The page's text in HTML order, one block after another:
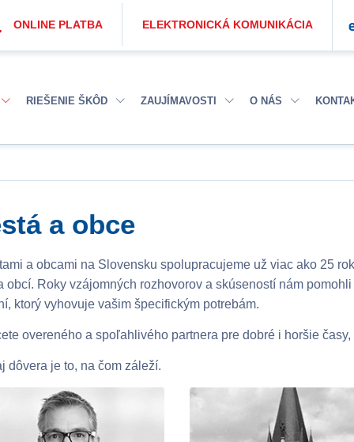
ONLINE PLATBA ELEKTRONICKÁ KOMUNIKÁCIA
RIEŠENIE ŠKÔD ZAUJÍMAVOSTI O NÁS
a obce
a obcami na Slovensku spolupracujeme už viac ako 25
obcí. Roky vzájomných rozhovorov a skúseností nám
ktorý vyhovuje vašim špecifickým potrebám.
overeného a spoľahlivého partnera pre dobré i horšie
dôvera je to, na čom záleží.